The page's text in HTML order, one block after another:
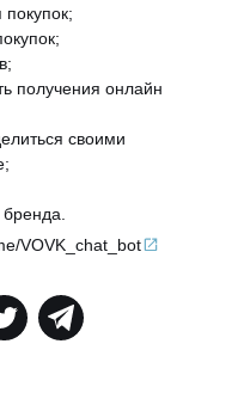
получения онлайн
своими
VOVK_chat_ bot